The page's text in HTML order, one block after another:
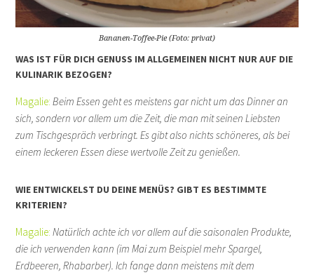
Bananen-Toffee-Pie (Foto: privat)
WAS IST FÜR DICH GENUSS IM ALLGEMEINEN NICHT NUR AUF DIE
KULINARIK BEZOGEN?
Magalie:Beim Essen geht es meistens gar nicht um das Dinner an
sich, sondern vor allem um die Zeit, die man mit seinen Liebsten
zum Tischgespräch verbringt. Es gibt also nichts schöneres, als bei
einem leckeren Essen diese wertvolle Zeit zu genießen.
WIE ENTWICKELST DU DEINE MENÜS? GIBT ES BESTIMMTE
KRITERIEN?
Magalie:Natürlich achte ich vor allem auf die saisonalen Produkte,
die ich verwenden kann (im Mai zum Beispiel mehr Spargel,
Erdbeeren, Rhabarber). Ich fange dann meistens mit dem